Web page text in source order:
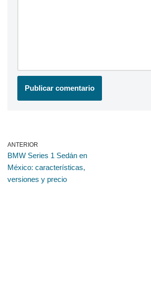
ANTERIOR
BMW Series 1 Sedán en
México: características,
versiones y precio